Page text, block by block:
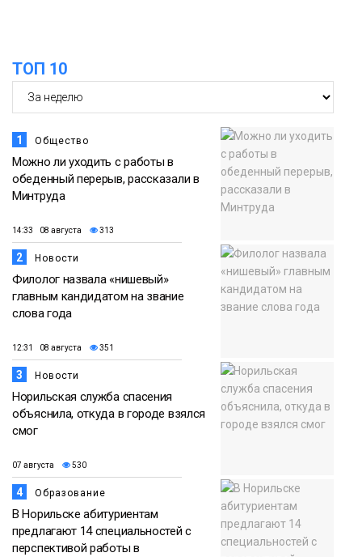
ТОП 10
1 Общество
Можно ли уходить с работы в
обеденный перерыв, рассказали в
Минтруда
14:33 08 августа 313
2 Новости
Филолог назвала «нишевый»
главным кандидатом на звание
слова года
12:31 08 августа 351
3 Новости
Норильская служба спасения
объяснила, откуда в городе взялся
смог
07 августа 530
4 Образование
В Норильске абитуриентам
предлагают 14 специальностей с
перспективой работы в